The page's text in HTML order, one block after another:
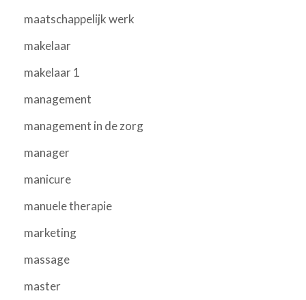
maatschappelijk werk
makelaar
makelaar 1
management
management in de zorg
manager
manicure
manuele therapie
marketing
massage
master